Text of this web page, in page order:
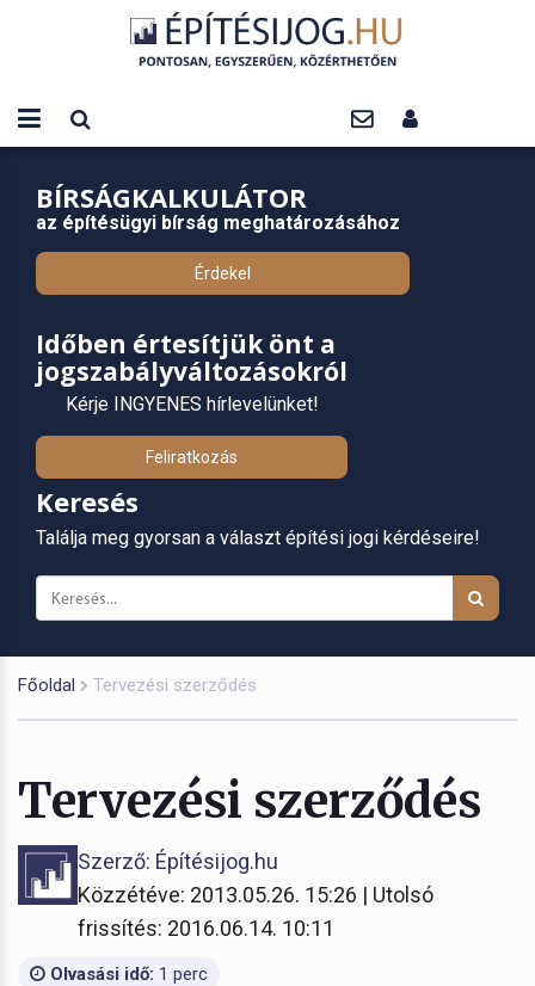
BÍRSÁGKALKULÁTOR
az építésügyi bírság meghatározásához
Érdekel
Időben értesítjük önt a
jogszabályváltozásokról
Kérje INGYENES hírlevelünket!
Feliratkozás
Keresés
Találja meg gyorsan a választ építési jogi kérdéseire!
Főoldal Tervezési szerződés
Tervezési szerződés
Szerző: Építésijog.hu
Közzétéve: 2013.05.26. 15:26 | Utolsó
frissítés: 2016.06.14. 10:11
Olvasási idő: 1 perc